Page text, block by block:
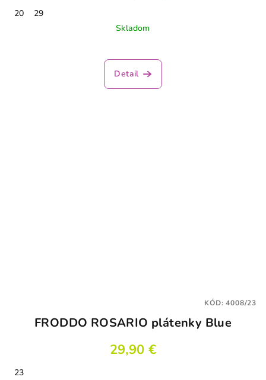
20
29
Skladom
Detail
FRODDO ROSARIO plátenky Blue
29,90 €
23
KÓD:4008/23